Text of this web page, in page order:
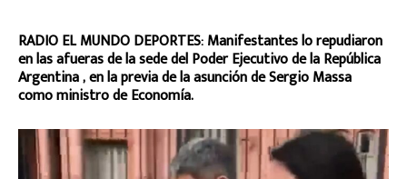
RADIO EL MUNDO DEPORTES: Manifestantes lo repudiaron
en las afueras de la sede del Poder Ejecutivo de la República
Argentina , en la previa de la asunción de Sergio Massa
como ministro de Economía.